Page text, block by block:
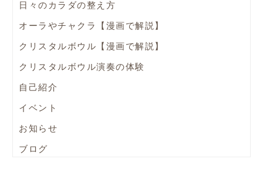
日々のカラダの整え方
オーラやチャクラ【漫画で解説】
クリスタルボウル【漫画で解説】
クリスタルボウル演奏の体験
自己紹介
イベント
お知らせ
ブログ